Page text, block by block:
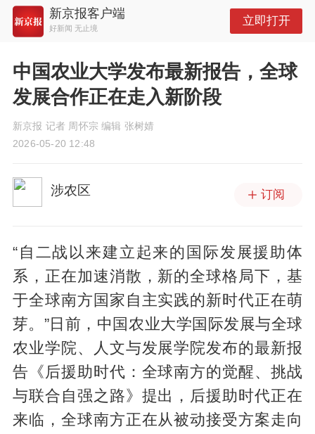
新京报客户端
好新闻 无止境
立即打开
中国农业大学发布最新报告，全球
发展合作正在走入新阶段
新京报 记者 周怀宗 编辑 张树婧
2026-05-20 12:48
涉农区 订阅
“自二战以来建立起来的国际发展援助体
系，正在加速消散，新的全球格局下，基
于全球南方国家自主实践的新时代正在萌
芽。”日前，中国农业大学国际发展与全球
农业学院、人文与发展学院发布的最新报
告《后援助时代：全球南方的觉醒、挑战
与联合自强之路》提出，后援助时代正在
来临，全球南方正在从被动接受方案走向